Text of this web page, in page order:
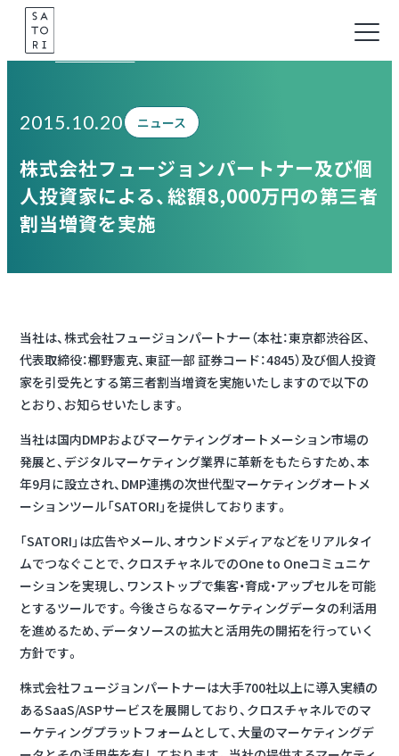
Skip
content
2015.10.20 ニュース
株式会社フュージョンパートナー及び個
人投資家による、総額8,000万円の第三者
割当増資を実施
当社は、株式会社フュージョンパートナー（本社：東京都渋谷区、
代表取締役：梛野憲克、東証一部 証券コード：4845）及び個人投資
家を引受先とする第三者割当増資を実施いたしますので以下の
とおり、お知らせいたします。
当社は国内DMPおよびマーケティングオートメーション市場の
発展と、デジタルマーケティング業界に革新をもたらすため、本
年9月に設立され、DMP連携の次世代型マーケティングオートメ
ーションツール「SATORI」を提供しております。
「SATORI」は広告やメール、オウンドメディアなどをリアルタイ
ムでつなぐことで、クロスチャネルでのOne to Oneコミュニケ
ーションを実現し、ワンストップで集客・育成・アップセルを可能
とするツールです。今後さらなるマーケティングデータの利活用
を進めるため、データソースの拡大と活用先の開拓を行っていく
方針です。
株式会社フュージョンパートナーは大手700社以上に導入実績の
あるSaaS/ASPサービスを展開しており、クロスチャネルでのマ
ーケティングプラットフォームとして、大量のマーケティングデ